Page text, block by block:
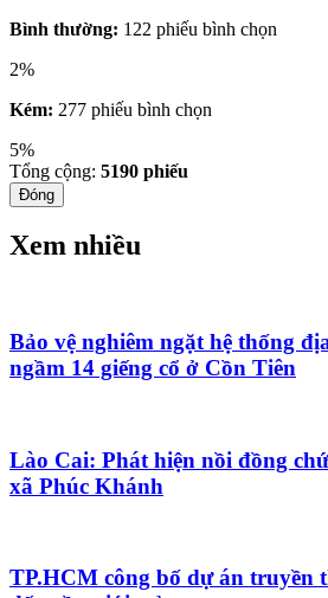
Bình thường: 122 phiếu bình chọn
2%
Kém: 277 phiếu bình chọn
5%
Tổng cộng: 5190 phiếu
Đóng
Xem nhiều
Bảo vệ nghiêm ngặt hệ thống
ngầm 14 giếng cổ ở Cồn Tiên
Lào Cai: Phát hiện nồi đồng
xã Phúc Khánh
TP.HCM công bố dự án truyền